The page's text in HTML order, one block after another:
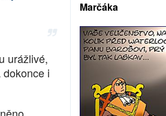
urážlivé,
i
Marčáka